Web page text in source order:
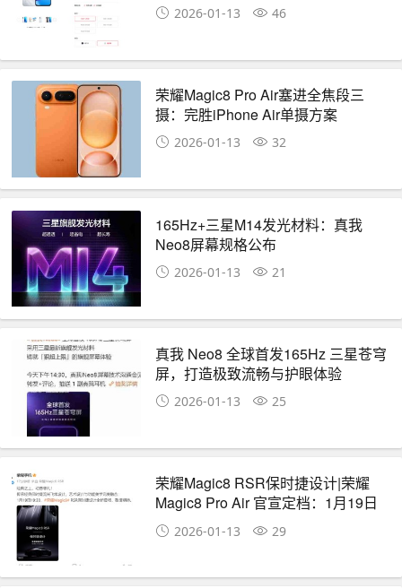
2026-01-13 46
荣耀Magic8 Pro Air塞进全焦段三
摄：完胜iPhone Air单摄方案
2026-01-13 32
165Hz+三星M14发光材料：真我
Neo8屏幕规格公布
2026-01-13 21
真我 Neo8 全球首发165Hz 三星苍穹
屏，打造极致流畅与护眼体验
2026-01-13 25
荣耀Magic8 RSR保时捷设计|荣耀
Magic8 Pro Air 官宣定档：1月19日
正式发布
2026-01-13 29